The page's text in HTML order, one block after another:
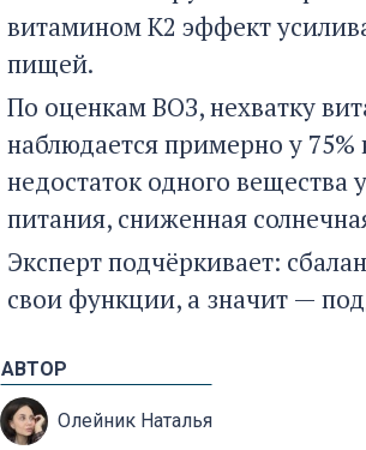
витамином K2 эффект
пищей.
По оценкам ВОЗ, нехватку
наблюдается примерно у
недостаток одного вещества
питания, сниженная
Эксперт подчёркивает:
свои функции, а значит —
АВТОР
Олейник Наталья